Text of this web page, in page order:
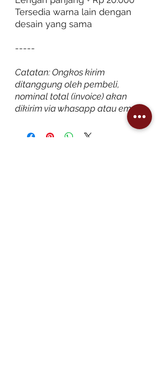
Tersedia warna lain dengan
desain yang sama
-----
Catatan: Ongkos kirim
ditanggung oleh pembeli,
nominal total (invoice) akan
dikirim via whasapp atau email